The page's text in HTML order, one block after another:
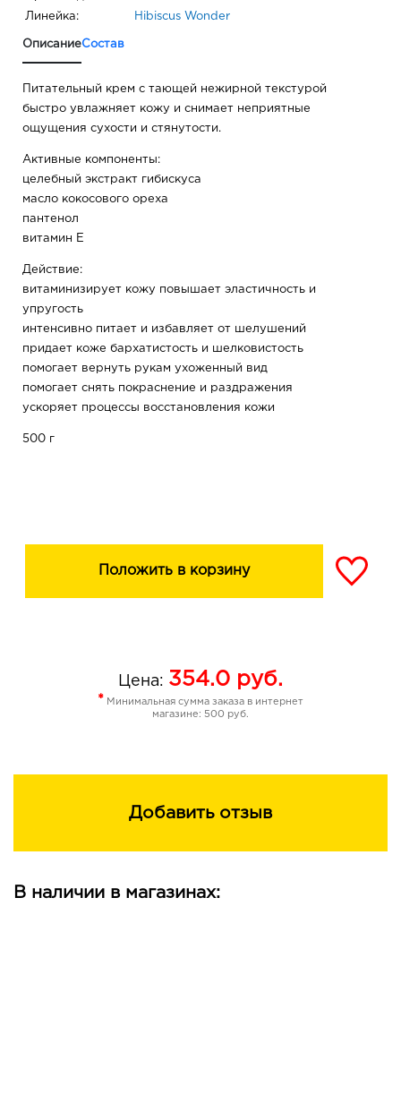
Линейка: Hibiscus Wonder
ОписаниеСостав
Питательный крем с тающей нежирной текстурой
быстро увлажняет кожу и снимает неприятные
ощущения сухости и стянутости.
Активные компоненты:
целебный экстракт гибискуса
масло кокосового ореха
пантенол
витамин Е
Действие:
витаминизирует кожу повышает эластичность и
упругость
интенсивно питает и избавляет от шелушений
придает коже бархатистость и шелковистость
помогает вернуть рукам ухоженный вид
помогает снять покраснение и раздражения
ускоряет процессы восстановления кожи
500 г
Положить в корзину
Цена: 354.0 руб.
* Минимальная сумма заказа в интернет
магазине: 500 руб.
Добавить отзыв
В наличии в магазинах: